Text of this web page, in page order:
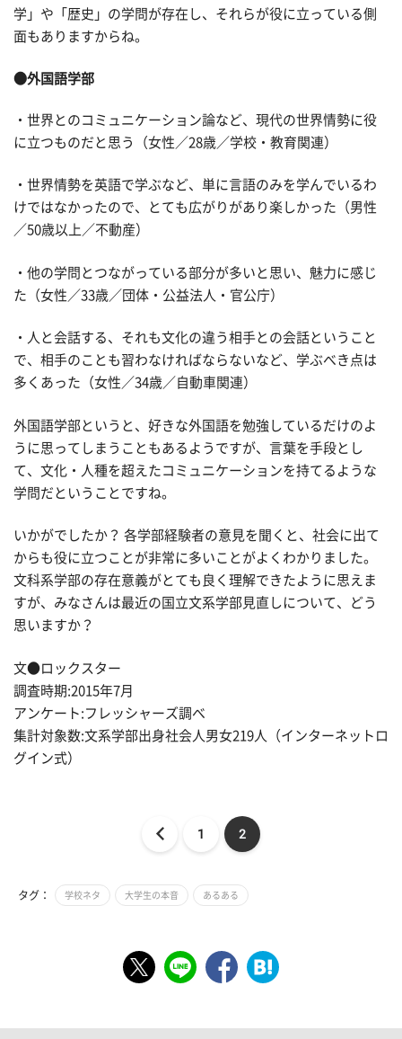
学」や「歴史」の学問が存在し、それらが役に立っている側
面もありますからね。
●外国語学部
・世界とのコミュニケーション論など、現代の世界情勢に役
に立つものだと思う（女性／28歳／学校・教育関連）
・世界情勢を英語で学ぶなど、単に言語のみを学んでいるわ
けではなかったので、とても広がりがあり楽しかった（男性
／50歳以上／不動産）
・他の学問とつながっている部分が多いと思い、魅力に感じ
た（女性／33歳／団体・公益法人・官公庁）
・人と会話する、それも文化の違う相手との会話ということ
で、相手のことも習わなければならないなど、学ぶべき点は
多くあった（女性／34歳／自動車関連）
外国語学部というと、好きな外国語を勉強しているだけのよ
うに思ってしまうこともあるようですが、言葉を手段とし
て、文化・人種を超えたコミュニケーションを持てるような
学問だということですね。
いかがでしたか？ 各学部経験者の意見を聞くと、社会に出て
からも役に立つことが非常に多いことがよくわかりました。
文科系学部の存在意義がとても良く理解できたように思えま
すが、みなさんは最近の国立文系学部見直しについて、どう
思いますか？
文●ロックスター
調査時期:2015年7月
アンケート:フレッシャーズ調べ
集計対象数:文系学部出身社会人男女219人（インターネットロ
グイン式）
1 2
タグ： 学校ネタ 大学生の本音 あるある